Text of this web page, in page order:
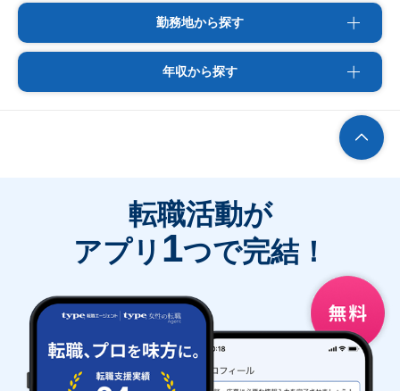
勤務地から探す
年収から探す
転職活動が
アプリ 1つで完結！